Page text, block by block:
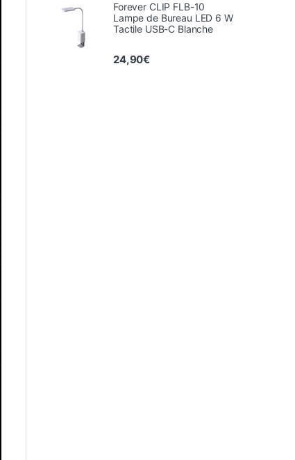
Forever CLIP FLB-10
Lampe de Bureau LED 6 W
Tactile USB-C Blanche
24,90€